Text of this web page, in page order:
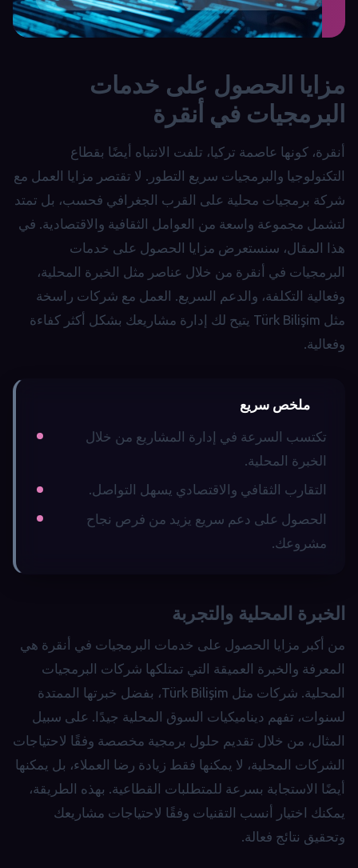
مزايا الحصول على خدمات
البرمجيات في أنقرة
أنقرة، كونها عاصمة تركيا، تلفت الانتباه أيضًا بقطاع
التكنولوجيا والبرمجيات سريع التطور. لا تقتصر مزايا العمل مع
شركة برمجيات محلية على القرب الجغرافي فحسب، بل تمتد
لتشمل مجموعة واسعة من العوامل الثقافية والاقتصادية. في
هذا المقال، سنستعرض مزايا الحصول على خدمات
البرمجيات في أنقرة من خلال عناصر مثل الخبرة المحلية،
وفعالية التكلفة، والدعم السريع. العمل مع شركات راسخة
مثل Türk Bilişim يتيح لك إدارة مشاريعك بشكل أكثر كفاءة
وفعالية.
ملخص سريع
تكتسب السرعة في إدارة المشاريع من خلال
الخبرة المحلية.
التقارب الثقافي والاقتصادي يسهل التواصل.
الحصول على دعم سريع يزيد من فرص نجاح
مشروعك.
الخبرة المحلية والتجربة
من أكبر مزايا الحصول على خدمات البرمجيات في أنقرة هي
المعرفة والخبرة العميقة التي تمتلكها شركات البرمجيات
المحلية. شركات مثل Türk Bilişim، بفضل خبرتها الممتدة
لسنوات، تفهم ديناميكيات السوق المحلية جيدًا. على سبيل
المثال، من خلال تقديم حلول برمجية مخصصة وفقًا لاحتياجات
الشركات المحلية، لا يمكنها فقط زيادة رضا العملاء، بل يمكنها
أيضًا الاستجابة بسرعة للمتطلبات القطاعية. بهذه الطريقة،
يمكنك اختيار أنسب التقنيات وفقًا لاحتياجات مشاريعك
وتحقيق نتائج فعالة.